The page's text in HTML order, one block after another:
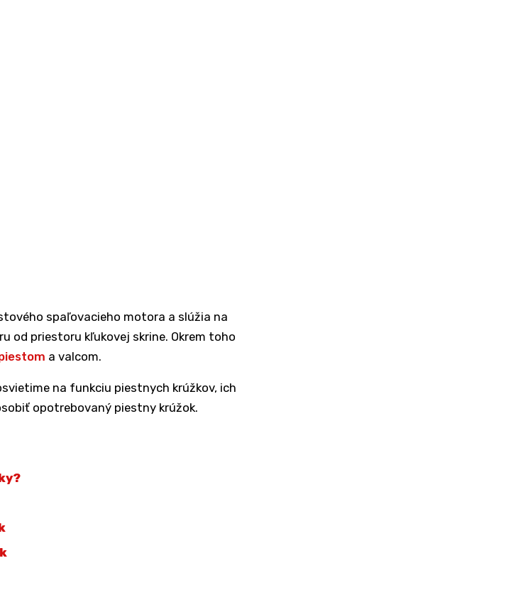
spaľovacieho motora a slúžia na
od priestoru kľukovej skrine. Okrem toho
a valcom.
na funkciu piestnych krúžkov, ich
opotrebovaný piestny krúžok.